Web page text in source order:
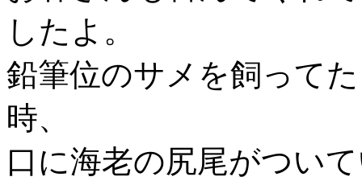
したよ。
鉛筆位のサメを飼って
時、
口に海老の尻尾がつい